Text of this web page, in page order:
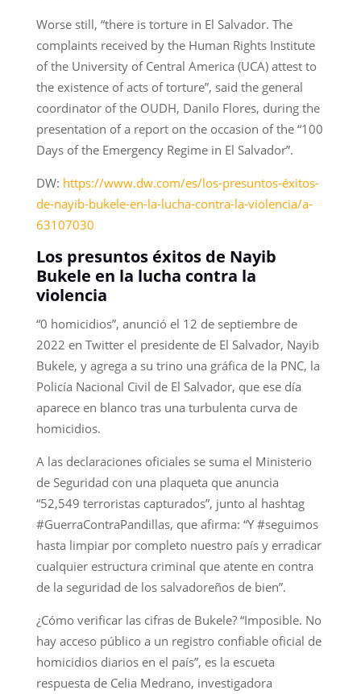
Worse still, “there is torture in El Salvador. The
complaints received by the Human Rights Institute
of the University of Central America (UCA) attest to
the existence of acts of torture”, said the general
coordinator of the OUDH, Danilo Flores, during the
presentation of a report on the occasion of the “100
Days of the Emergency Regime in El Salvador”.
DW: https://www.dw.com/es/los-presuntos-éxitos-
de-nayib-bukele-en-la-lucha-contra-la-violencia/a-
63107030
Los presuntos éxitos de Nayib
Bukele en la lucha contra la
violencia
“0 homicidios”, anunció el 12 de septiembre de
2022 en Twitter el presidente de El Salvador, Nayib
Bukele, y agrega a su trino una gráfica de la PNC, la
Policía Nacional Civil de El Salvador, que ese día
aparece en blanco tras una turbulenta curva de
homicidios.
A las declaraciones oficiales se suma el Ministerio
de Seguridad con una plaqueta que anuncia
“52,549 terroristas capturados”, junto al hashtag
#GuerraContraPandillas, que afirma: “Y #seguimos
hasta limpiar por completo nuestro país y erradicar
cualquier estructura criminal que atente en contra
de la seguridad de los salvadoreños de bien”.
¿Cómo verificar las cifras de Bukele? “Imposible. No
hay acceso público a un registro confiable oficial de
homicidios diarios en el país”, es la escueta
respuesta de Celia Medrano, investigadora